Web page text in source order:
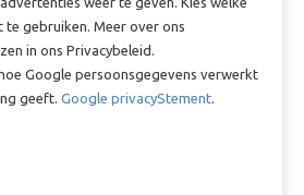
producten
te gebruiken. Meer over ons
in ons Privacybeleid.
hoe Google persoonsgegevens verwerkt
geeft. Google privacyStement